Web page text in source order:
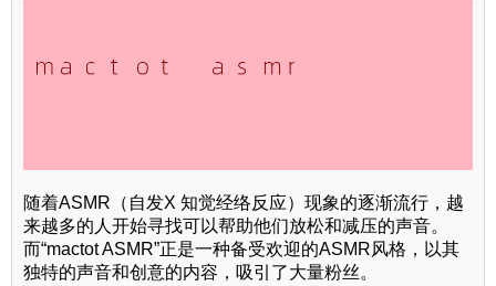
随着ASMR（自发X 知觉经络反应）现象的逐渐流行，越
来越多的人开始寻找可以帮助他们放松和减压的声音。
而“mactot ASMR”正是一种备受欢迎的ASMR风格，以其
独特的声音和创意的内容，吸引了大量粉丝。